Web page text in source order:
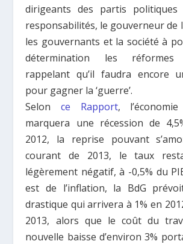
dirigeants des partis politiques
responsabilités, le gouverneur de
les gouvernants et la société à
détermination les réformes
rappelant qu’il faudra encore
pour gagner la ‘guerre’.
Selon ce Rapport,
marquera une récession de
2012, la reprise pouvant
courant de 2013, le taux
légèrement négatif, à -0,5% du
est de l’inflation, la BdG
drastique qui arrivera à 1% en
2013, alors que le coût du
nouvelle baisse d’environ 3%